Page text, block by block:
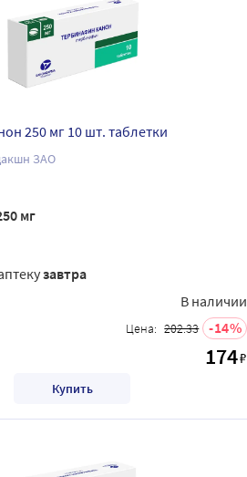
250 мг 10 шт. таблетки
ЗАО
мг
завтра
В наличии
Цена: 202.33 14
174₽
Купить